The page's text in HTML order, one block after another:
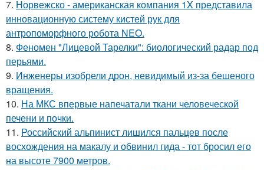
7. Норвежско - американская компания 1X представила
инновационную систему кистей рук для
антропоморфного робота NEO.
8. Феномен "Лицевой Тарелки": биологический радар под
перьями.
9. Инженеры изобрели дрон, невидимый из-за бешеного
вращения.
10. На МКС впервые напечатали ткани человеческой
печени и почки.
11. Российский альпинист лишился пальцев после
восхождения на макалу и обвинил гида - тот бросил его
на высоте 7900 метров.